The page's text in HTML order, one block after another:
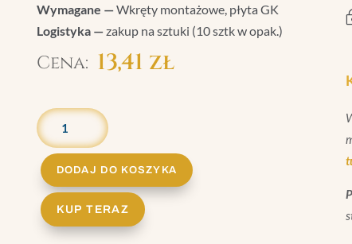
Wymagane —Wkręty montażowe, płyta GK
Logistyka —zakup na sztuki (10 sztk w opak.)
13,41 zł
ADAPTER
POD
BATERIĘ
DO
PŁYTY
GK
DODAJ DO KOSZYKA
KUP TERAZ